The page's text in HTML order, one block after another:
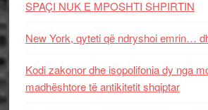
SPAÇI NUK E MPOSHTI SHPIRTIN
New York, qyteti që ndryshoi emrin…
Kodi zakonor dhe isopolifonia dy nga
madhështore të antikitetit shqiptar